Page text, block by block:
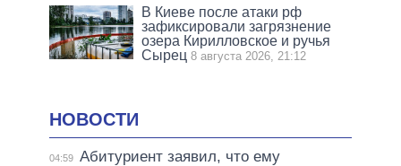
В Киеве после атаки рф
зафиксировали загрязнение
озера Кирилловское и ручья
Сырец 8 августа 2026, 21:12
НОВОСТИ
04:59 Абитуриент заявил, что ему